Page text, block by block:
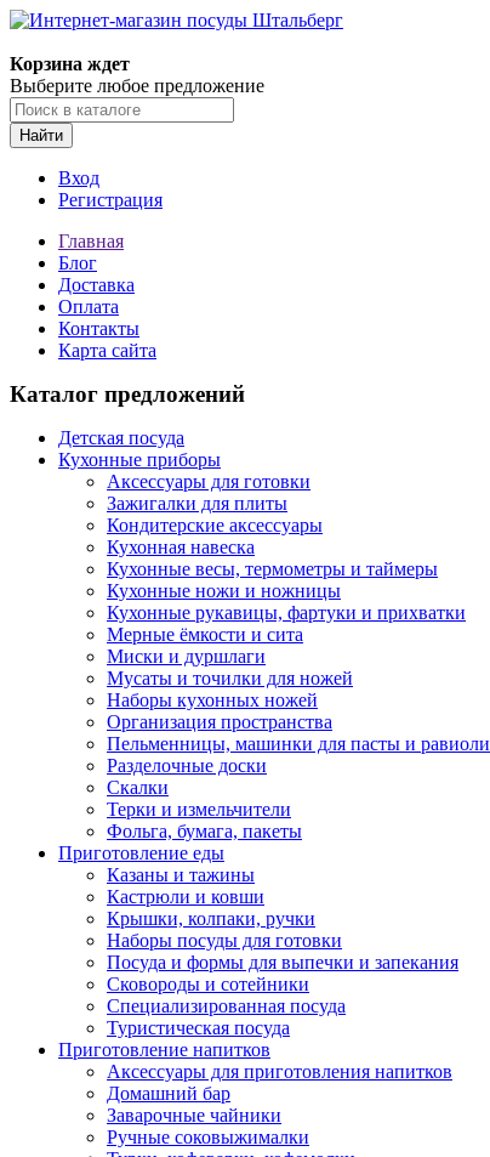
Корзина ждет
Выберите любое предложение
Найти
Вход
Регистрация
Главная
Блог
Доставка
Оплата
Контакты
Карта сайта
Каталог предложений
Детская посуда
Кухонные приборы
Аксессуары для готовки
Зажигалки для плиты
Кондитерские аксессуары
Кухонная навеска
Кухонные весы, термометры и таймеры
Кухонные ножи и ножницы
Кухонные рукавицы, фартуки и прихватки
Мерные ёмкости и сита
Миски и дуршлаги
Мусаты и точилки для ножей
Наборы кухонных ножей
Организация пространства
Пельменницы, машинки для пасты и равиоли
Разделочные доски
Скалки
Терки и измельчители
Фольга, бумага, пакеты
Приготовление еды
Казаны и тажины
Кастрюли и ковши
Крышки, колпаки, ручки
Наборы посуды для готовки
Посуда и формы для выпечки и запекания
Сковороды и сотейники
Специализированная посуда
Туристическая посуда
Приготовление напитков
Аксессуары для приготовления напитков
Домашний бар
Заварочные чайники
Ручные соковыжималки